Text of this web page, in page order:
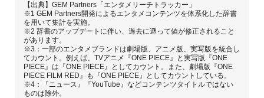
【出典】GEM Partners「エンタメリーチトラッカー」
※1 GEM Partners開発によるエンタメコンテンツを体系化した辞書
を用いて集計を実施。
※2 辞書のアップデートに伴い、過去に遡って値が修正されること
があります。
※3：一部のエンタメブランドは劇場版、アニメ版、実写版を統合し
てカウント。例えば、TVアニメ『ONE PIECE』と実写版『ONE
PIECE』は『ONE PIECE』としてカウント。また、劇場版『ONE
PIECE FILM RED』も『ONE PIECE』としてカウントしている。
※4：『ニュース』『YouTube』などコンテンツタイトルではない
ものは除外。